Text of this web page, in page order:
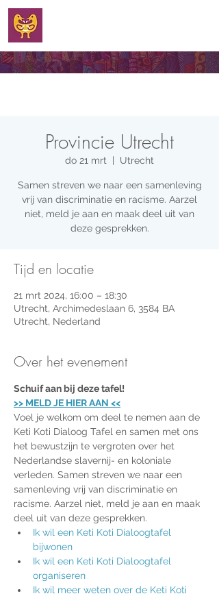
Provincie Utrecht
do 21 mrt Utrecht
Samen streven we naar een samenleving
vrij van discriminatie en racisme. Aarzel
niet, meld je aan en maak deel uit van
deze gesprekken.
Tijd en locatie
21 mrt 2024, 16:00 – 18:30
Utrecht, Archimedeslaan 6, 3584 BA
Utrecht, Nederland
Over het evenement
Schuif aan bij deze tafel!
>> MELD JE HIER AAN <<
Voel je welkom om deel te nemen aan de
Keti Koti Dialoog Tafel en samen met ons
het bewustzijn te vergroten over het
Nederlandse slavernij- en koloniale
verleden. Samen streven we naar een
samenleving vrij van discriminatie en
racisme. Aarzel niet, meld je aan en maak
deel uit van deze gesprekken.
Ik wil een Keti Koti Dialoogtafel
bijwonen
Ik wil een Keti Koti Dialoogtafel
organiseren
Ik wil meer weten over de Keti Koti